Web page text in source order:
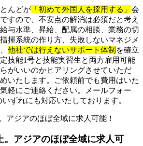
んどが 「初めて外国人を採用する」 会
すので、不安点の解消は必須だと考え
与水準、昇給、配属の相談、業務の切
揮系統の作り方、失敗しないマネジメ
他社では行えないサポート体制 を確立
技能1号と技能実習生と両方雇用可能
がいいのかヒアリングさせていただ
いたします。ご依頼前でも費用はいた
軽にご連絡ください。メールフォー
ずれにも対応いたしております。
。アジアのほぼ全域に求人可